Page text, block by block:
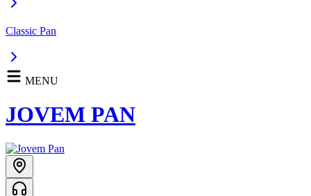
Classic Pan
MENU
JOVEM PAN